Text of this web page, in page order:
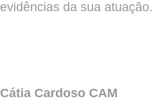
evidências da sua atuação.
Cátia Cardoso CAM